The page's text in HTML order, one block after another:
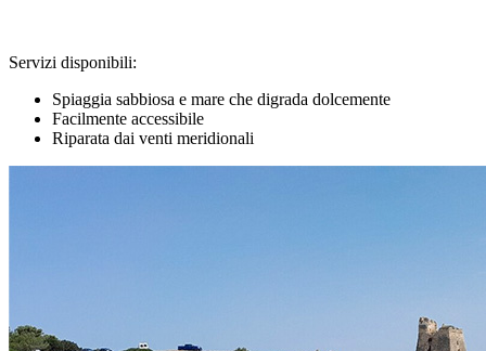
Servizi disponibili:
Spiaggia sabbiosa e mare che digrada dolcemente
Facilmente accessibile
Riparata dai venti meridionali